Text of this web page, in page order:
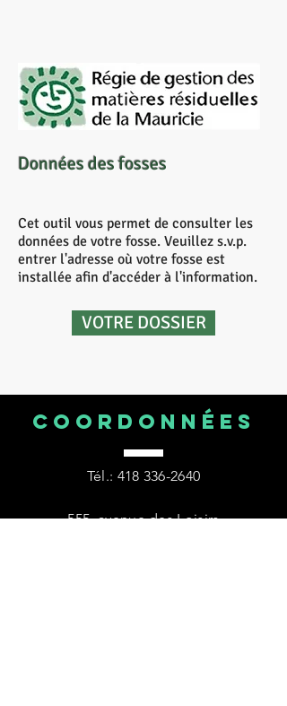
Données des fosses
Cet outil vous permet de consulter les
données de votre fosse. Veuillez s.v.p.
entrer l'adresse où votre fosse est
installée afin d'accéder à l'information.
VOTRE DOSSIER
COORDONNÉES
Tél.: 418 336-2640
555, avenue des Loisirs